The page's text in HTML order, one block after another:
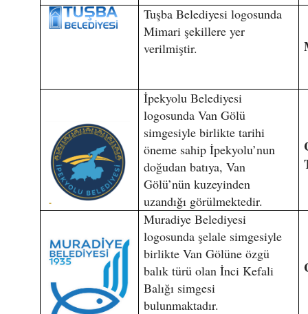
Tuşba Belediyesi logosunda
Mimari şekillere yer
verilmiştir.
İpekyolu Belediyesi
logosunda Van Gölü
simgesiyle birlikte tarihi
öneme sahip İpekyolu’nun
doğudan batıya, Van
Gölü’nün kuzeyinden
uzandığı görülmektedir.
Muradiye Belediyesi
logosunda şelale simgesiyle
birlikte Van Gölüne özgü
balık türü olan İnci Kefali
Balığı simgesi
bulunmaktadır.